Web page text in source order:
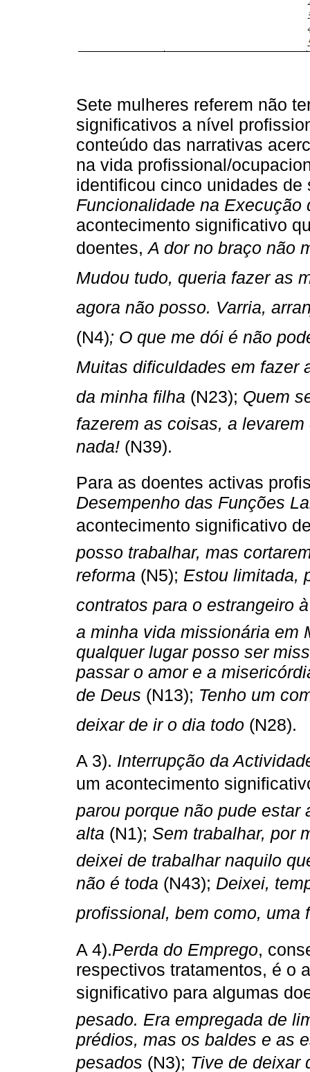
Sete mulheres referem não
significativos a nível
conteúdo das narrativas
na vida profissional/
identificou cinco unidades
Funcionalidade na Execução
acontecimento significativo
doentes,A dor no braço não
Mudou tudo, queria fazer as
agora não posso. Varria,
(N4); O que me dói é não
Muitas dificuldades em
da minha filha (N23); Quem
fazerem as coisas, a
nada! (N39).
Para as doentes activas
Desempenho das Funções
acontecimento significativo
posso trabalhar, mas
reforma (N5); Estou
contratos para o estrangeiro
a minha vida missionária em
qualquer lugar posso ser
passar o amor e a
de Deus (N13); Tenho um
deixar de ir o dia todo (N28).
A 3). Interrupção da
um acontecimento
parou porque não pude
alta (N1); Sem trabalhar, por
deixei de trabalhar naquilo
não é toda (N43); Deixei,
profissional, bem como, uma
A 4).Perda do Emprego,
respectivos tratamentos, é o
significativo para algumas
pesado. Era empregada de
prédios, mas os baldes e as
pesados (N3); Tive de